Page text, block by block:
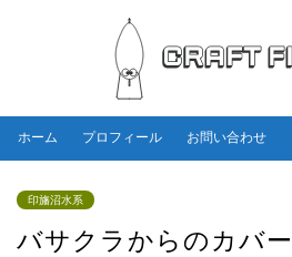
ホーム プロフィール お問い合わせ
印旛沼水系
バサクラからのカバ